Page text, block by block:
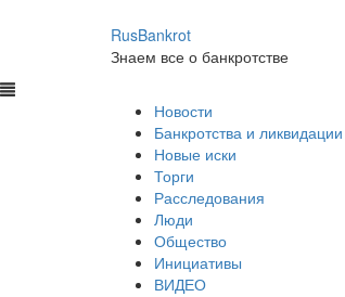
RusBankrot
Знаем все о банкротстве
Новости
Банкротства и ликвидации
Новые иски
Торги
Расследования
Люди
Общество
Инициативы
ВИДЕО